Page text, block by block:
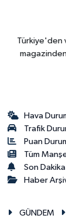
Türkiye'den
Hava
Trafik
Puan
Tüm
Son
Haber
GÜNDEM